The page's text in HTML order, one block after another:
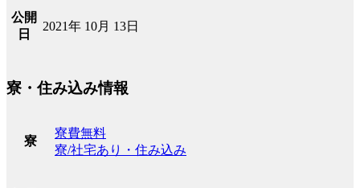
公開
日
2021年 10月 13日
寮・住み込み情報
寮
寮費無料
寮/社宅あり・住み込み